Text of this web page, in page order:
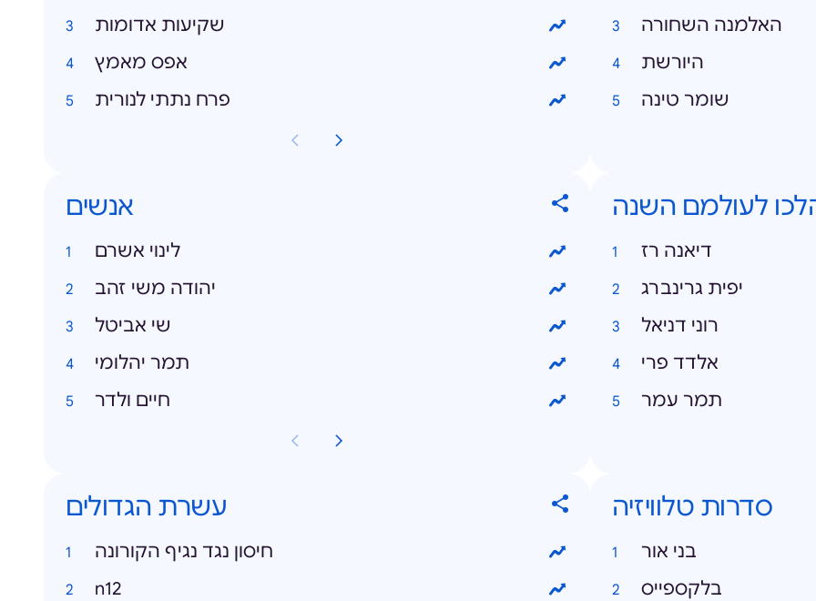
שקיעות אדומות
אפס מאמץ
פרח נתתי לנורית
האלמנה השחורה
היורשת
שומר טינה
אנשים
לינוי אשרם
יהודה משי זהב
שי אביטל
תמר יהלומי
חיים ולדר
לעולמם השנה
דיאנה רז
יפית גרינברג
רוני דניאל
אלדד פרי
תמר עמר
עשרת הגדולים
חיסון נגד נגיף הקורונה
n12
סדרות טלוויזיה
בני אור
בלקספייס